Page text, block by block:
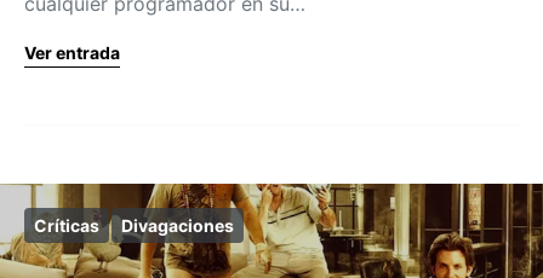
Ver entrada
Críticas Divagaciones